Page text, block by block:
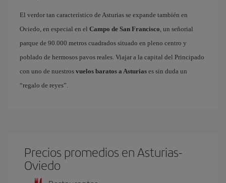
El verdor tan característico de Asturias se expande también en
Oviedo, en especial en el Campo de San Francisco, un señorial
parque de 90.000 metros cuadrados situado en pleno centro y
poblado de hermosos pavos reales. Viajar a la capital del Principado
con uno de nuestros vuelos baratos a Asturias es sin duda un
“regalo de reyes”.
Precios promedios en Asturias-
Oviedo